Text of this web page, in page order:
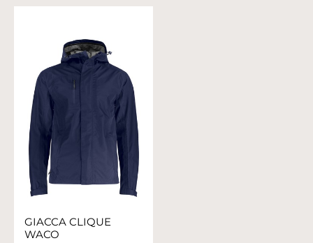
GIACCA CLIQUE
WACO